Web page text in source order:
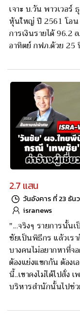
เจาะ บ.วัน พาวเวอร์
หุ้นใหญ่ ปี 2561 โอน
การเงินรายได้ 96.2
อาทิตย์ กฟภ.ด้วย 25
2.7 แสน
วันอังคาร ที่ 23 ธัน
isranews
"...จริงๆ รายการนั้น
ชัยเป็นพิธีกร แล้วเร
บางคนไม่อยากหาที่จ
ต้องแย่งแขกกัน ต้อง
นี้..เขาคงไม่ได้ไปสั่ง
บริหารสำนักนั้นไปช่